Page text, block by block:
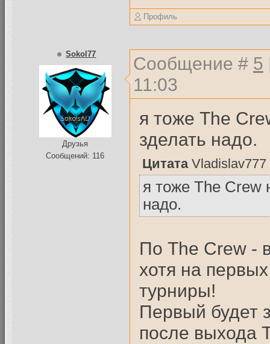
Профиль
Sokol77
Друзья
Сообщений: 116
Сообщение # 5
11:03
я тоже The
зделать надо.
Цитата Vladislav777
я тоже The Crew
надо.
По The Crew -
хотя на
турниры!
Первый будет
после выхода